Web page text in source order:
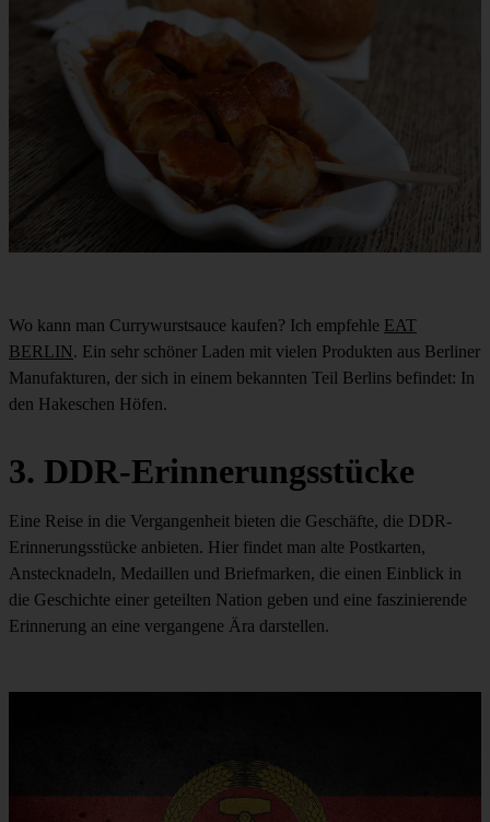
Wo kann man Currywurstsauce kaufen? Ich empfehle EAT
BERLIN. Ein sehr schöner Laden mit vielen Produkten aus Berliner
Manufakturen, der sich in einem bekannten Teil Berlins befindet: In
den Hakeschen Höfen.
3. DDR-Erinnerungsstücke
Eine Reise in die Vergangenheit bieten die Geschäfte, die DDR-
Erinnerungsstücke anbieten. Hier findet man alte Postkarten,
Anstecknadeln, Medaillen und Briefmarken, die einen Einblick in
die Geschichte einer geteilten Nation geben und eine faszinierende
Erinnerung an eine vergangene Ära darstellen.